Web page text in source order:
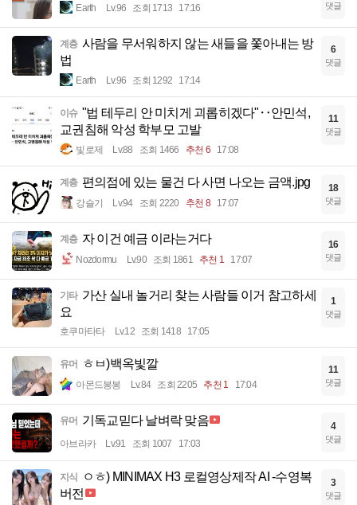
Earth Lv.96 조회 1713 17:16 댓글
계층 사람을 무서워하지 않는 새들을 쫓아내는 방
법
Earth Lv.96 조회 1292 17:14
6
댓글
이슈 "법 테두리 안 미치게 괴롭히겠다"‥안민석,
교권침해 악성 학부모 고발
빛로제 Lv.88 조회 1466 추천 6 17:08
11
댓글
계층 편의점에 있는 물건 다 사면 나오는 금액.jpg
강슬기 Lv.94 조회 2220 추천 8 17:07
18
댓글
계층 자 이건 예금 이라는거다
Nozdormu Lv.90 조회 1861 추천 1 17:07
16
댓글
기타 가산 실내 놀거리 찾는 사람들 이거 참고하세
요
호쿠마타타 Lv.12 조회 1418 17:05
1
댓글
유머 ㅎㅂ)백옥빛깔
아몬드봉봉 Lv.84 조회 2205 추천 1 17:04
11
댓글
유머 기독교믿다 날벼락 맞음
아브라카 Lv.91 조회 1007 17:03
4
댓글
지식
ㅇㅎ) MINIMAX H3 로컬영상제작 AI -수영복
버전
3
댓글